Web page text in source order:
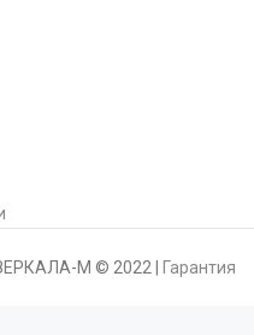
М © 2022 | Гарантия